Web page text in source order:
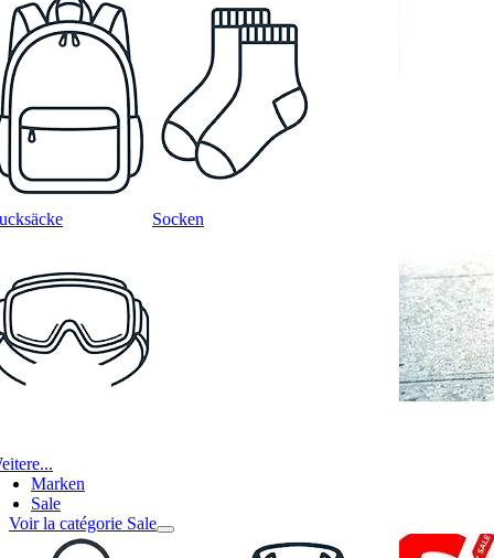
Socken
Marken
Sale
Voir la catégorie Sale